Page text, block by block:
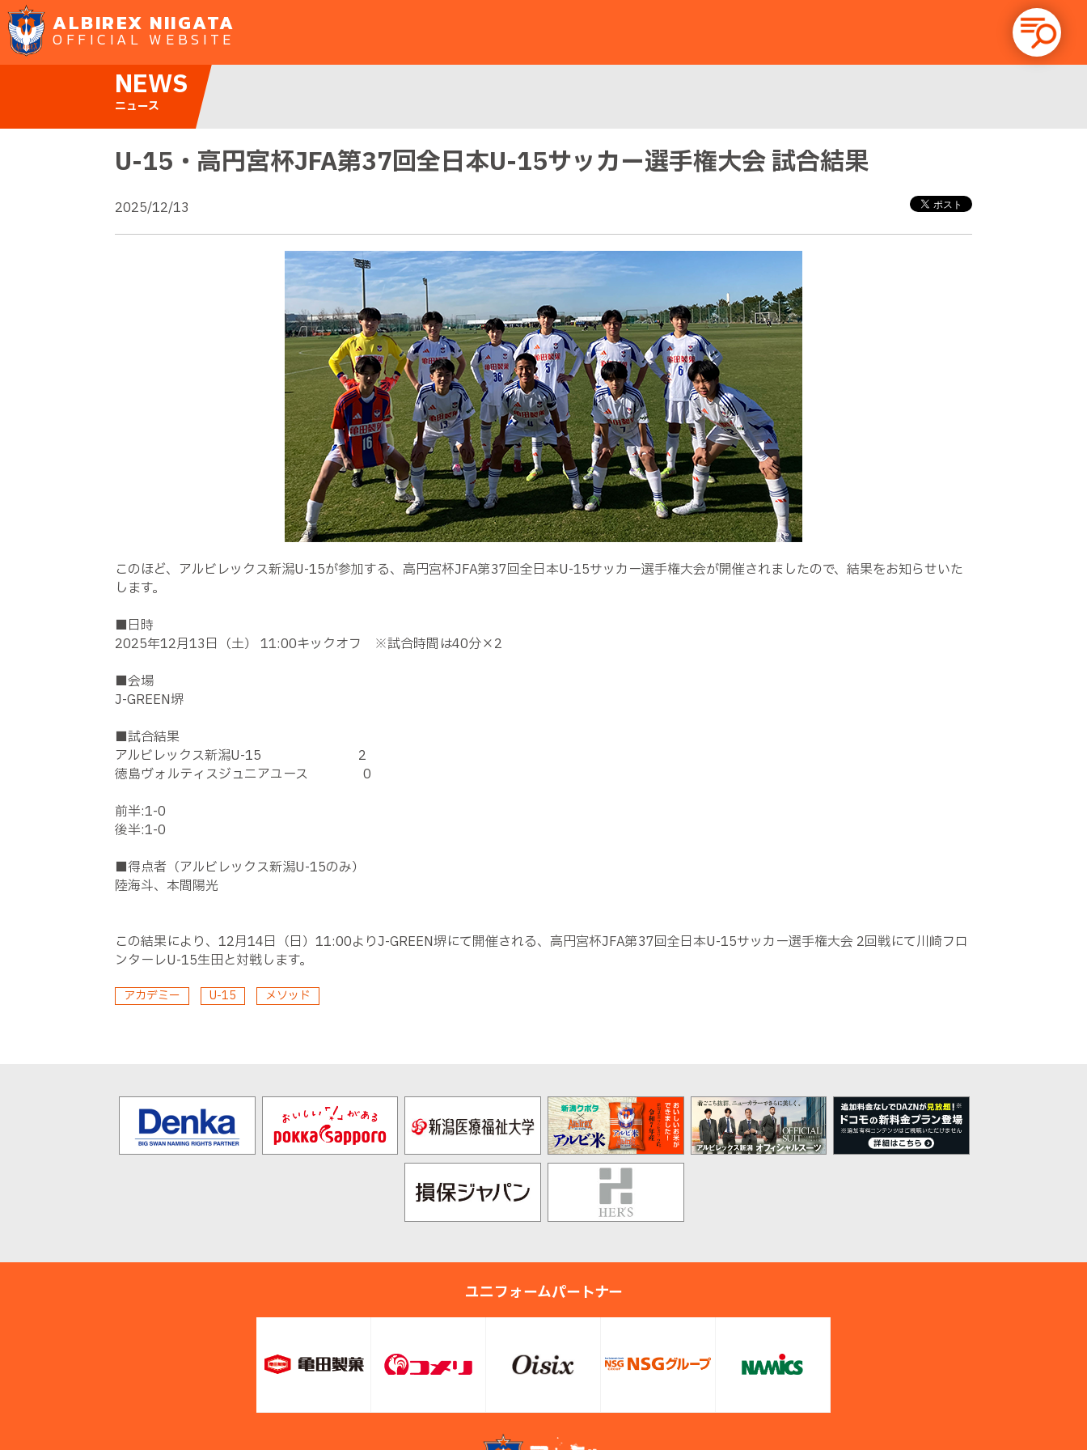
ALBIREX NIIGATA
OFFICIAL WEBSITE
NEWS
ニュース
U-15・高円宮杯JFA第37回全日本U-15サッカー選手権大会 試合結果
2025/12/13
このほど、アルビレックス新潟U-15が参加する、高円宮杯JFA第37回全日本U-15サッカー選手権大会が開催されましたので、結果をお知らせいた
します。
■日時
2025年12月13日（土） 11:00キックオフ ※試合時間は40分×2
■会場
J-GREEN堺
■試合結果
アルビレックス新潟U-15 2
徳島ヴォルティスジュニアユース 0
前半:1-0
後半:1-0
■得点者（アルビレックス新潟U-15のみ）
陸海斗、本間陽光
この結果により、 12月14日（日） 11:00よりJ-GREEN堺にて開催される、高円宮杯JFA第37回全日本U-15サッカー選手権大会 2回戦にて川崎フロ
ンターレU-15生田と対戦します。
アカデミー U-15 メソッド
ユニフォームパートナー